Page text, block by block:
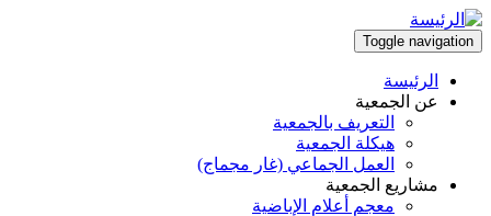
تجاوز
إلى
الرئيسي
Toggle navigation
Main
navigation
الرئيسة
عن الجمعية
التعريف بالجمعية
هيكلة الجمعية
العمل الجماعي (غار مجماج)
مشاريع الجمعية
معجم أعلام الإباضية